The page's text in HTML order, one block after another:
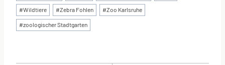
#Wildtiere #Zebra Fohlen #Zoo Karlsruhe
#zoologischer Stadtgarten